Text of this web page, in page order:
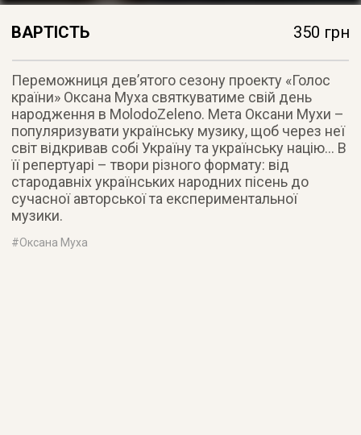
ВАРТІСТЬ 350 грн
Переможниця дев’ятого сезону проекту «Голос
країни» Оксана Муха святкуватиме свій день
народження в MolodoZeleno. Мета Оксани Мухи –
популяризувати українську музику, щоб через неї
світ відкривав собі Україну та українську націю… В
її репертуарі – твори різного формату: від
стародавніх українських народних пісень до
сучасної авторської та експериментальної
музики.
#Оксана Муха